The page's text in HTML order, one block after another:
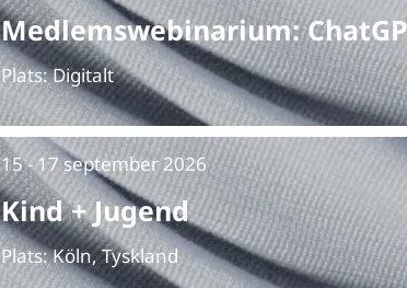
Medlemswebinarium:
Plats: Digitalt
15 - 17 september 2026
Kind + Jugend
Plats: Köln, Tyskland